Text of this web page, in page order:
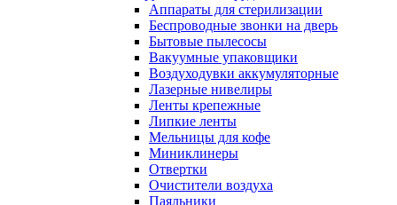
Аппараты для стерилизации
Беспроводные звонки на дверь
Бытовые пылесосы
Вакуумные упаковщики
Воздуходувки аккумуляторные
Лазерные нивелиры
Ленты крепежные
Липкие ленты
Мельницы для кофе
Миниклинеры
Отвертки
Очистители воздуха
Паяльники